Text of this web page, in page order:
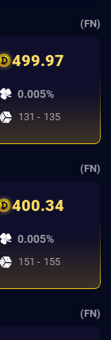
(FN)
499.97
0.005%
131 - 135
(FN)
400.34
0.005%
151 - 155
(FN)